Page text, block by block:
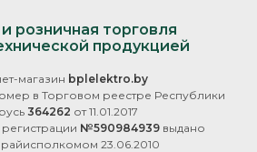
розничная торговля
продукцией
магазин bplelektro.by
в Торговом реестре Республики
364262 от 11.01.2017
№590984939выдано
23.06.2010